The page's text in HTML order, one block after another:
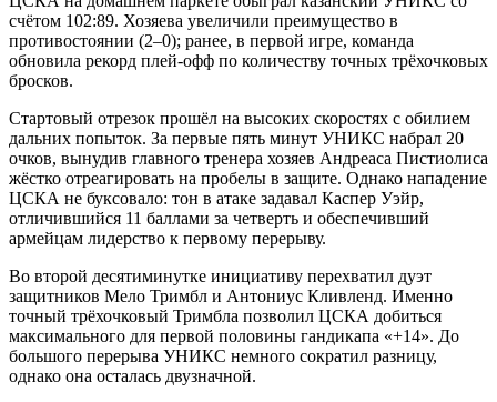
счётом 102:89. Хозяева увеличили преимущество в
противостоянии (2–0); ранее, в первой игре, команда
обновила рекорд плей-офф по количеству точных трёхочковых
бросков.
Стартовый отрезок прошёл на высоких скоростях с обилием
дальних попыток. За первые пять минут УНИКС набрал 20
очков, вынудив главного тренера хозяев Андреаса Пистиолиса
жёстко отреагировать на пробелы в защите. Однако нападение
ЦСКА не буксовало: тон в атаке задавал Каспер Уэйр,
отличившийся 11 баллами за четверть и обеспечивший
армейцам лидерство к первому перерыву.
Во второй десятиминутке инициативу перехватил дуэт
защитников Мело Тримбл и Антониус Кливленд. Именно
точный трёхочковый Тримбла позволил ЦСКА добиться
максимального для первой половины гандикапа «+14». До
большого перерыва УНИКС немного сократил разницу,
однако она осталась двузначной.